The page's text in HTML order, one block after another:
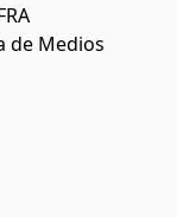
de Medios